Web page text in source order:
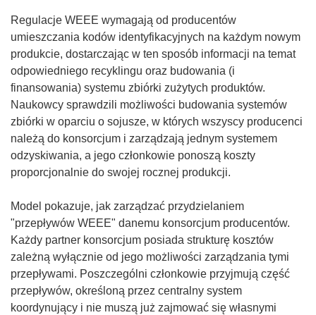
Regulacje WEEE wymagają od producentów
umieszczania kodów identyfikacyjnych na każdym nowym
produkcie, dostarczając w ten sposób informacji na temat
odpowiedniego recyklingu oraz budowania (i
finansowania) systemu zbiórki zużytych produktów.
Naukowcy sprawdzili możliwości budowania systemów
zbiórki w oparciu o sojusze, w których wszyscy producenci
należą do konsorcjum i zarządzają jednym systemem
odzyskiwania, a jego członkowie ponoszą koszty
proporcjonalnie do swojej rocznej produkcji.
Model pokazuje, jak zarządzać przydzielaniem
"przepływów WEEE" danemu konsorcjum producentów.
Każdy partner konsorcjum posiada strukturę kosztów
zależną wyłącznie od jego możliwości zarządzania tymi
przepływami. Poszczególni członkowie przyjmują część
przepływów, określoną przez centralny system
koordynujący i nie muszą już zajmować się własnymi